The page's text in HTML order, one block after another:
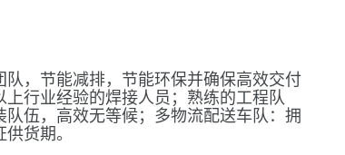
，节能减排，节能环保并确保高效交付
行业经验的焊接人员；熟练的工程队
伍，高效无等候；多物流配送车队：拥
货期。